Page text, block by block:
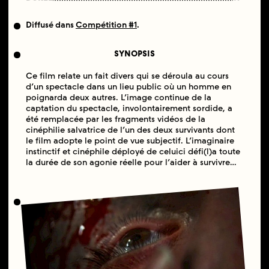
Diffusé dansCompétition #1.
SYNOPSIS
Ce film relate un fait divers qui se déroula au cours
d’un spectacle dans un lieu public où un homme en
poignarda deux autres. L’image continue de la
captation du spectacle, involontairement sordide, a
été remplacée par les fragments vidéos de la
cinéphilie salvatrice de l’un des deux survivants dont
le film adopte le point de vue subjectif. L’imaginaire
instinctif et cinéphile déployé de celuici défi(l)a toute
la durée de son agonie réelle pour l’aider à survivre…